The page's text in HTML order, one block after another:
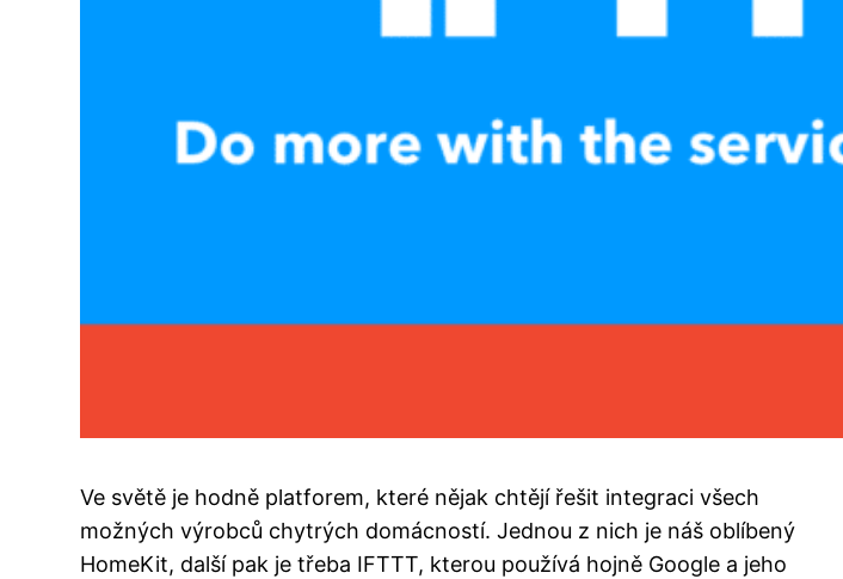
Ve světě je hodně platforem, které nějak chtějí řešit integraci všech
možných výrobců chytrých domácností. Jednou z nich je náš oblíbený
HomeKit, další pak je třeba IFTTT, kterou používá hojně Google a jeho